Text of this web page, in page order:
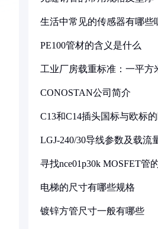
生活中常见的传感器有哪些
PE100管材的含义是什么
工业厂房载重标准：一平方
CONOSTAN公司简介
C13和C14插头国标与欧标
LGJ-240/30导线参数及载流
寻找nce01p30k MOSFET管
电梯的尺寸有哪些规格
镀锌方管尺寸一般有哪些